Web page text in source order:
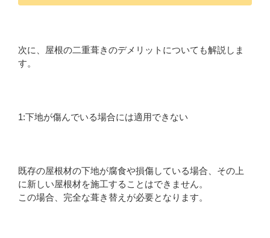
次に、屋根の二重葺きのデメリットについても解説しま
す。
1:下地が傷んでいる場合には適用できない
既存の屋根材の下地が腐食や損傷している場合、その上
に新しい屋根材を施工することはできません。
この場合、完全な葺き替えが必要となります。